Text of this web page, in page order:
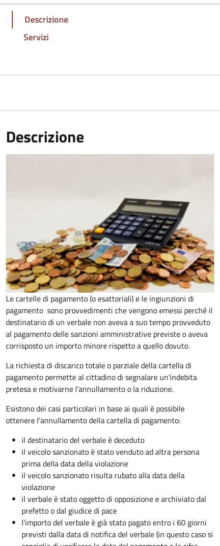
Descrizione
Servizi
Descrizione
Le cartelle di pagamento (o esattoriali) e le ingiunzioni di
pagamento sono provvedimenti che vengono emessi perché il
destinatario di un verbale non aveva a suo tempo provveduto
al pagamento delle sanzioni amministrative previste o aveva
corrisposto un importo minore rispetto a quello dovuto.
La richiesta di discarico totale o parziale della cartella di
pagamento permette al cittadino di segnalare un'indebita
pretesa e motivarne l'annullamento o la riduzione.
Esistono dei casi particolari in base ai quali è possibile
ottenere l'annullamento della cartella di pagamento:
il destinatario del verbale è deceduto
il veicolo sanzionato è stato venduto ad altra persona
prima della data della violazione
il veicolo sanzionato risulta rubato alla data della
violazione
il verbale è stato oggetto di opposizione e archiviato dal
prefetto o dal giudice di pace
l'importo del verbale è già stato pagato entro i 60 giorni
previsti dalla data di notifica del verbale (in questo caso si